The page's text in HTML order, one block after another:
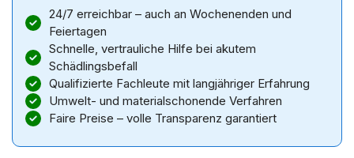
24/7 erreichbar – auch an Wochenenden und
Feiertagen
Schnelle, vertrauliche Hilfe bei akutem
Schädlingsbefall
Qualifizierte Fachleute mit langjähriger Erfahrung
Umwelt- und materialschonende Verfahren
Faire Preise – volle Transparenz garantiert